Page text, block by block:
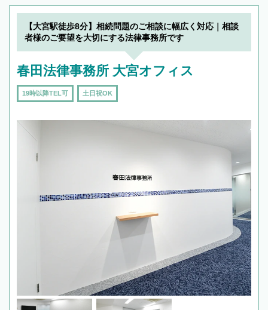
【大宮駅徒歩8分】相続問題のご相談に幅広く対応｜相談
者様のご要望を大切にする法律事務所です
春田法律事務所 大宮オフィス
19時以降TEL可 土日祝OK